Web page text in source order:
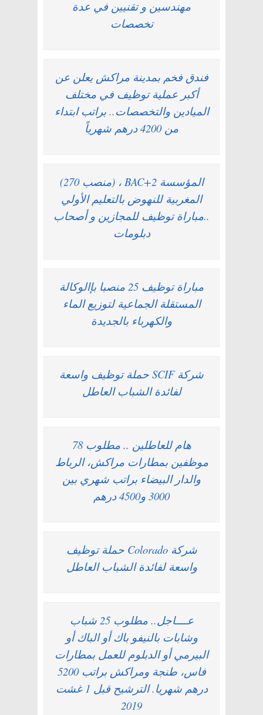
مهندسين و تقنيين في عدة
تخصصات
فندق فخم بمدينة مراكش يعلن عن
أكبر عملية توظيف في مختلف
الميادين والتخصصات.. براتب ابتداء
من 4200 درهم شهرياً
(270 منصب) ، BAC+2 المؤسسة
المغربية للنهوض بالتعليم الأولي
..مباراة توظيف للمجازين و أصحاب
دبلومات
مباراة توظيف 25 منصبا بإالوكالة
المستقلة الجماعية لتوزيع الماء
والكهرباء بالجديدة
شركة SCIF حملة توظيف واسعة
لفائدة الشباب العاطل
هام للعاطلين .. مطلوب 78
موظفين بمطارات مراكش، الرباط
والدار البيضاء براتب شهري بين
3000 و4500 درهم
شركة Colorado حملة توظيف
واسعة لفائدة الشباب العاطل
عــــاجل.. مطلوب 25 شباب
وشابات بالنيفو باك أو الباك أو
البيرمي أو الدبلوم للعمل بمطارات
فاس، طنجة ومراكش براتب 5200
درهم شهريا. الترشيح قبل 1 غشت
2019